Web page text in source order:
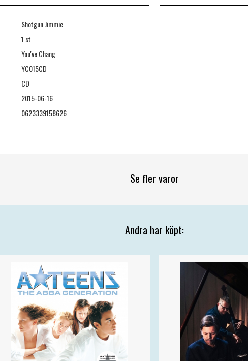
Shotgun Jimmie
1 st
You've Chang
YC015CD
CD
2015-06-16
0623339158626
Se fler varor
Andra har köpt: